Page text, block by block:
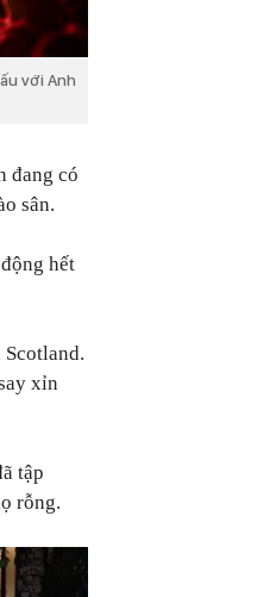
với Anh
đang có
sân.
hết
xỉn
tập
rỗng.